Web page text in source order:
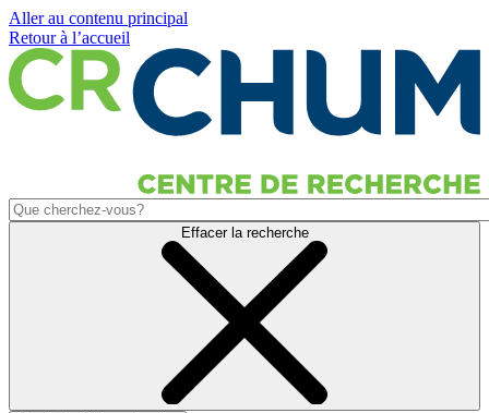
Aller au contenu principal
Retour à l’accueil
Effacer la recherche